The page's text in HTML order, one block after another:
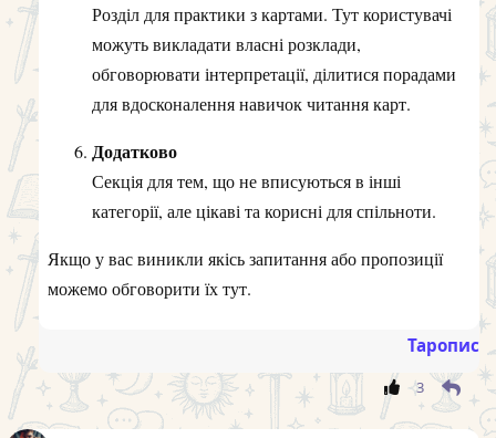
Розділ для практики з картами. Тут користувачі
можуть викладати власні розклади,
обговорювати інтерпретації, ділитися порадами
для вдосконалення навичок читання карт.
Додатково
Секція для тем, що не вписуються в інші
категорії, але цікаві та корисні для спільноти.
Якщо у вас виникли якісь запитання або пропозиції
можемо обговорити їх тут.
Таропис
3